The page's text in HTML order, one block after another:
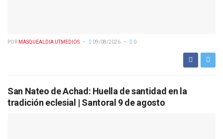
POR MASQUEALDIA UTMEDIOS 09/08/2026 0
San Nateo de Achad: Huella de santidad en la
tradición eclesial | Santoral 9 de agosto